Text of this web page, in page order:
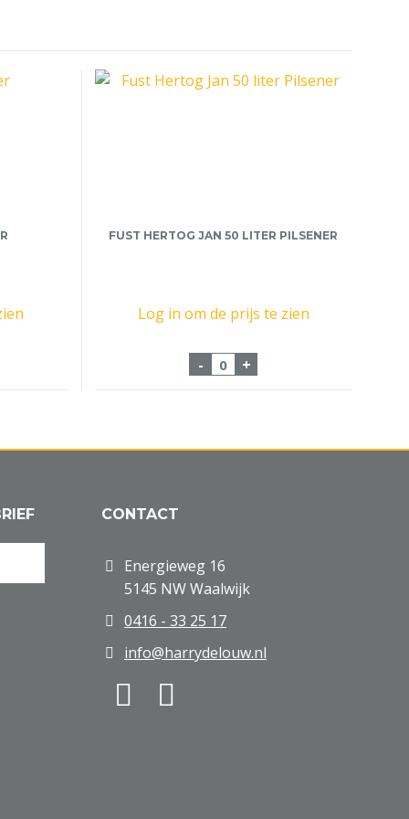
20 liter aantal
FUST HERTOG JAN 50 LITER PILSENER
Log in om de prijs te zien
- Fust Hertog Jan 50 liter
+
CONTACT
Energieweg 16
5145 NW Waalwijk
0416 - 33 25 17
info@harrydelouw.nl